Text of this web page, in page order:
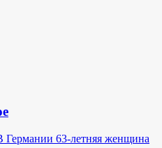
63-летняя женщина